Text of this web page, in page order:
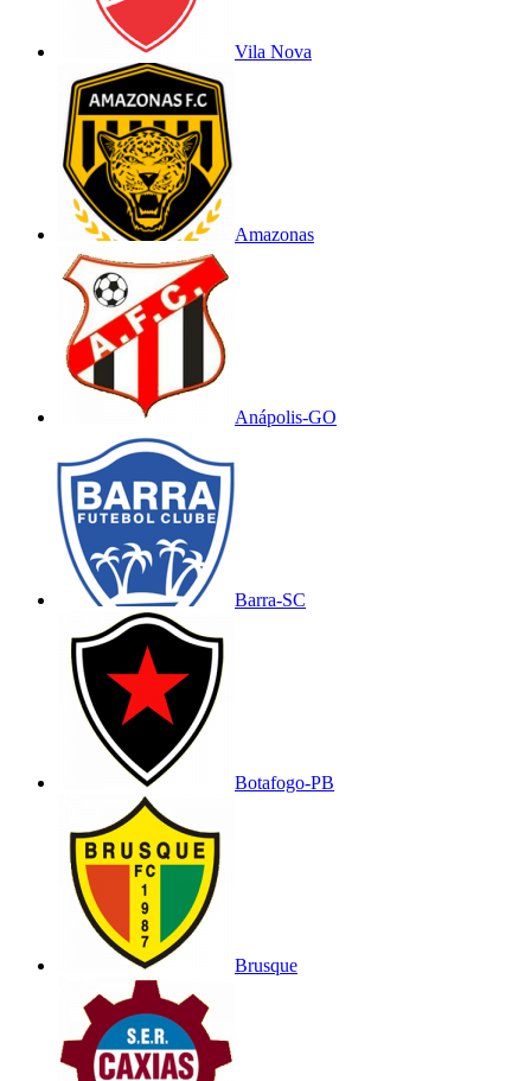
Vila Nova
Amazonas
Anápolis-GO
Barra-SC
Botafogo-PB
Brusque